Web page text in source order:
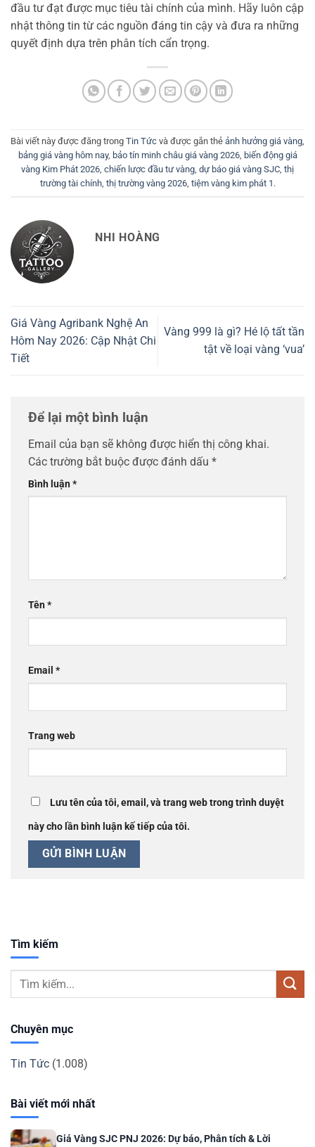
đầu tư đạt được mục tiêu tài chính của mình. Hãy luôn cập
nhật thông tin từ các nguồn đáng tin cậy và đưa ra những
quyết định dựa trên phân tích cẩn trọng.
Bài viết này được đăng trong Tin Tức và được gắn thẻ ảnh hưởng giá vàng,
bảng giá vàng hôm nay, bảo tín minh châu giá vàng 2026, biến động giá
vàng Kim Phát 2026, chiến lược đầu tư vàng, dự báo giá vàng SJC, thị
trường tài chính, thị trường vàng 2026, tiệm vàng kim phát 1 .
NHI HOÀNG
Giá Vàng Agribank Nghệ An
Hôm Nay 2026: Cập Nhật Chi
Tiết
Vàng 999 là gì? Hé lộ tất tần
tật về loại vàng ‘vua’
Để lại một bình luận
Email của bạn sẽ không được hiển thị công khai.
Các trường bắt buộc được đánh dấu *
Bình luận*
Tên*
Email *
Trang web
Lưu tên của tôi, email, và trang web trong trình duyệt
này cho lần bình luận kế tiếp của tôi.
Tìm kiếm
Chuyên mục
Tin Tức (1.008)
Bài viết mới nhất
Giá Vàng SJC PNJ 2026: Dự báo, Phân tích & Lời